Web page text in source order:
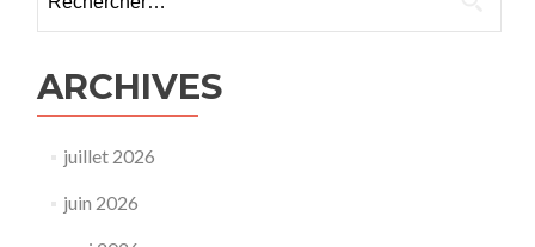
ARCHIVES
juillet 2026
juin 2026